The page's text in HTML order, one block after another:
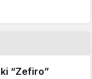
“Zefiro”